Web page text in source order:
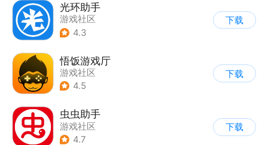
光环助手
游戏社区
4.3
下载
悟饭游戏厅
游戏社区
4.5
下载
虫虫助手
游戏社区
4.7
下载